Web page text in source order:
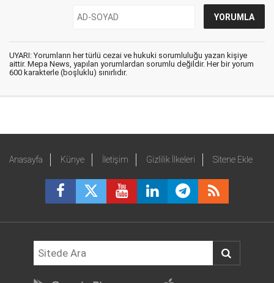
UYARI: Yorumların her türlü cezai ve hukuki sorumluluğu yazan kişiye
aittir. Mepa News, yapılan yorumlardan sorumlu değildir. Her bir yorum
600 karakterle (boşluklu) sınırlıdır.
Anasayfa Künye İletişim Gizlilik İlkeleri Sitene Ekle